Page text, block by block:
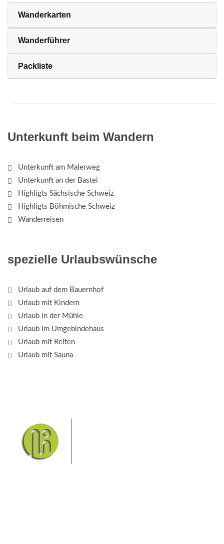
Wanderkarten
Wanderführer
Packliste
Unterkunft beim Wandern
Unterkunft am Malerweg
Unterkunft an der Bastei
Highligts Sächsische Schweiz
Highligts Böhmische Schweiz
Wanderreisen
spezielle Urlaubswünsche
Urlaub auf dem Bauernhof
Urlaub mit Kindern
Urlaub in der Mühle
Urlaub im Umgebindehaus
Urlaub mit Reiten
Urlaub mit Sauna